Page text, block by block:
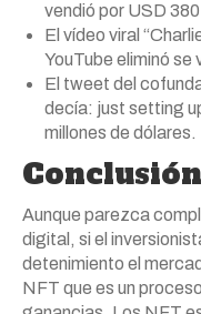
vendió por USD 380
El vídeo viral
YouTube eliminó
El tweet del
decía: just setting
millones de dólares.
Conclusión
Aunque parezca
digital, si el
detenimiento el
NFT que es un